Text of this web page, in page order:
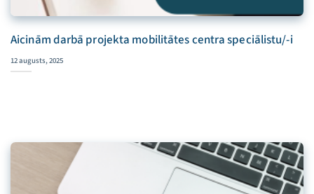
Aicinām darbā projekta mobilitātes centra speciālistu/-i
12 augusts, 2025